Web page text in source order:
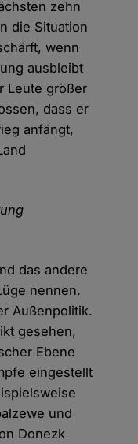
zehn
die Situation
wenn
ausbleibt
Leute größer
dass er
anfängt,
das andere
nennen.
Außenpolitik.
gesehen,
Ebene
eingestellt
und
Donezk